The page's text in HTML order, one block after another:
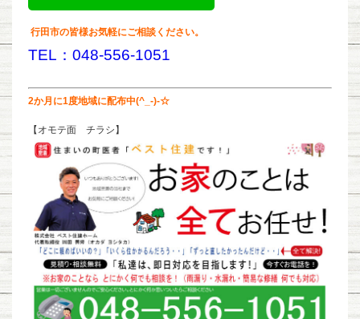
行田市の皆様お気軽にご相談ください。
TEL：048-556-1051
2か月に1度地域に配布中(^_-)-☆
【オモテ面 チラシ】